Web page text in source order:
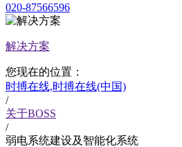
020-87566596
解决方案
您现在的位置：
时搏在线,时搏在线(中国)
/
关于BOSS
/
弱电系统建设及智能化系统